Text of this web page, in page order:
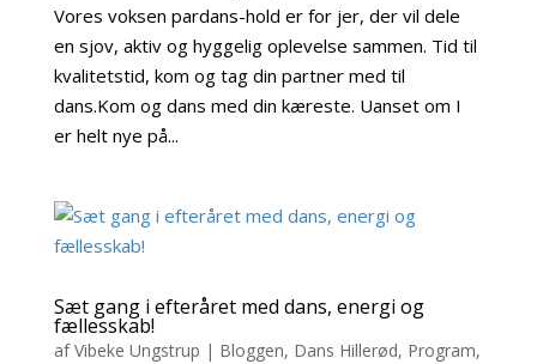
Vores voksen pardans-hold er for jer, der vil dele
en sjov, aktiv og hyggelig oplevelse sammen. Tid til
kvalitetstid, kom og tag din partner med til
dans.Kom og dans med din kæreste. Uanset om I
er helt nye på...
Sæt gang i efteråret med dans, energi og
fællesskab!
afVibeke Ungstrup | Bloggen, Dans Hillerød, Program,